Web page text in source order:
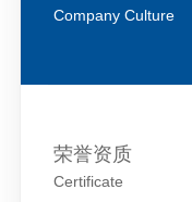
Company Culture
荣誉资质
Certificate